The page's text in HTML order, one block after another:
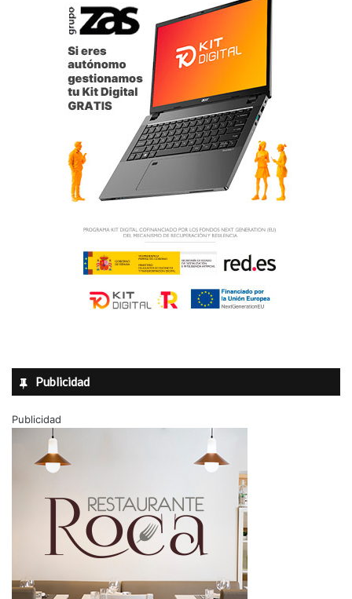
Publicidad
Publicidad